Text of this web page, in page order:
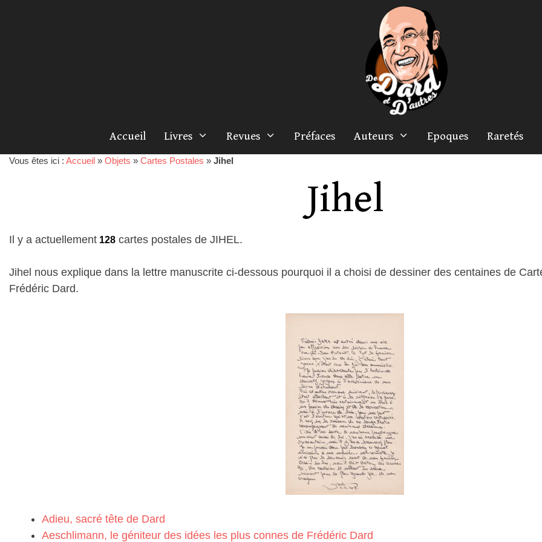
Accueil Livres Revues Préfaces Auteurs Epoques Raretés
Vous êtes ici : Accueil » Objets » Cartes Postales » Jihel
Jihel
Il y a actuellement 128 cartes postales de JIHEL.
Jihel nous explique dans la lettre manuscrite ci-dessous pourquoi il a choisi de dessiner des centaines de
Frédéric Dard.
Adieu, sacré tête de Dard
Aeschlimann, le géniteur des idées les plus connes de Frédéric Dard